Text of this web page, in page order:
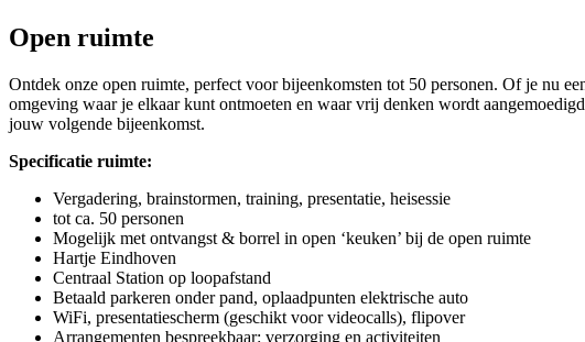
Open ruimte
Ontdek onze open ruimte, perfect voor bijeenkomsten tot 50 personen. Of je nu
omgeving waar je elkaar kunt ontmoeten en waar vrij denken wordt
jouw volgende bijeenkomst.
Specificatie ruimte:
Vergadering, brainstormen, training, presentatie, heisessie
tot ca. 50 personen
Mogelijk met ontvangst & borrel in open ‘keuken’ bij de open ruimte
Hartje Eindhoven
Centraal Station op loopafstand
Betaald parkeren onder pand, oplaadpunten elektrische auto
WiFi, presentatiescherm (geschikt voor videocalls), flipover
Arrangementen bespreekbaar: verzorging en activiteiten